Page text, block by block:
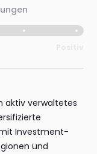
aktiv verwaltetes
Investment-
und